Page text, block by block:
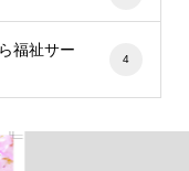
福祉サー
4